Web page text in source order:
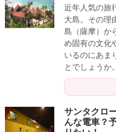
近年人気の旅
大島。その理
島（薩摩）か
め固有の文化
いるのにあま
とでしょうか
サンタクロ
んな電車？